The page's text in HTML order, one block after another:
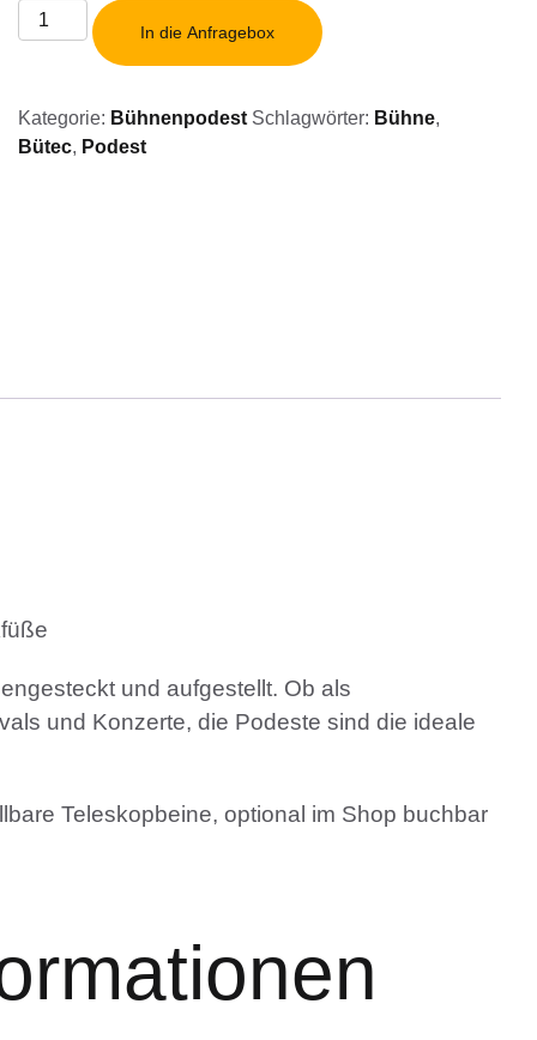
Bütec
Outdoor
Menge
In die Anfragebox
Kategorie: Bühnenpodest Schlagwörter: Bühne,
Bütec, Podest
und aufgestellt. Ob als
und Konzerte, die Podeste sind die ideale
Teleskopbeine, optional im Shop buchbar